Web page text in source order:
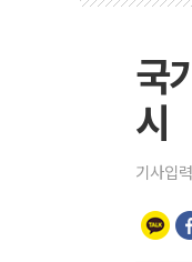
국
시
기사입